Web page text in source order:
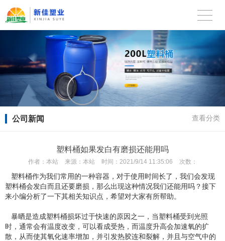
公司新闻 查看分类
塑料桶如果发白有磨损还能用吗
作者： 本站 来源： 本站 时间： 2021/9/14 11:35:06 次数：
塑料桶作为我们常用的一种容器，对于使用时间长了，我们会发现
塑料桶会发白而且还要磨损，那么出现这种情况我们还能用吗？接下
来小编分析了一下其相关知识点，希望对大家有所帮助。
暴晒是造成塑料桶损坏过于快速的原因之一，当塑料桶受到光照
时，通常会有温度改变，可以看成受热，而温度升高会加速氧的扩
散，从而使其氧化速率增加，并引发热胶连和裂解，并且与空气中的